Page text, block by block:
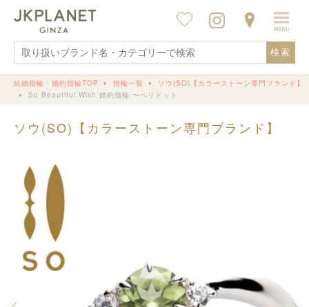
検索
結婚指輪・婚約指輪TOP 指輪一覧
ソウ(SO)【カラーストーン専門ブランド】
So Beautiful Wish 婚約指輪 〜ペリドット
ソウ(SO)【カラーストーン専門ブランド】